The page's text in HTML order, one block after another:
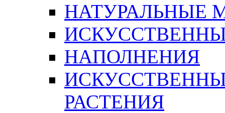
НАТУРАЛЬНЫЕ
НАПОЛНЕНИЯ
РАСТЕНИЯ